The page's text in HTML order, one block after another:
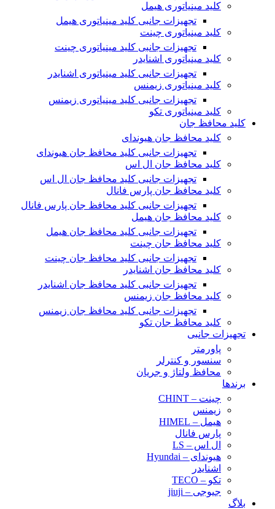
کلید مینیاتوری هیمل
تجهیزات جانبی کلید مینیاتوری هیمل
کلید مینیاتوری چینت
تجهیزات جانبی کلید مینیاتوری چینت
کلید مینیاتوری اشنایدر
تجهیزات جانبی کلید مینیاتوری اشنایدر
کلید مینیاتوری زیمنس
تجهیزات جانبی کلید مینیاتوری زیمنس
کلید مینیاتوری تکو
کلید محافظ جان
کلید محافظ جان هیوندای
تجهیزات جانبی کلید محافظ جان هیوندای
کلید محافظ جان ال اس
تجهیزات جانبی کلید محافظ جان ال اس
کلید محافظ جان پارس فانال
تجهیزات جانبی کلید محافظ جان پارس فانال
کلید محافظ جان هیمل
تجهیزات جانبی کلید محافظ جان هیمل
کلید محافظ جان چینت
تجهیزات جانبی کلید محافظ جان چینت
کلید محافظ جان اشنایدر
تجهیزات جانبی کلید محافظ جان اشنایدر
کلید محافظ جان زیمنس
تجهیزات جانبی کلید محافظ جان زیمنس
کلید محافظ جان تکو
تجهیزات جانبی
پاورمتر
سنسور و کنترلر
محافظ ولتاژ و‌ جریان
برندها
چینت – CHINT
زیمنس
هیمل – HIMEL
پارس فانال
ال اس – LS
هیوندای – Hyundai
اشنایدر
تکو – TECO
جیوجی – jiuji
بلاگ